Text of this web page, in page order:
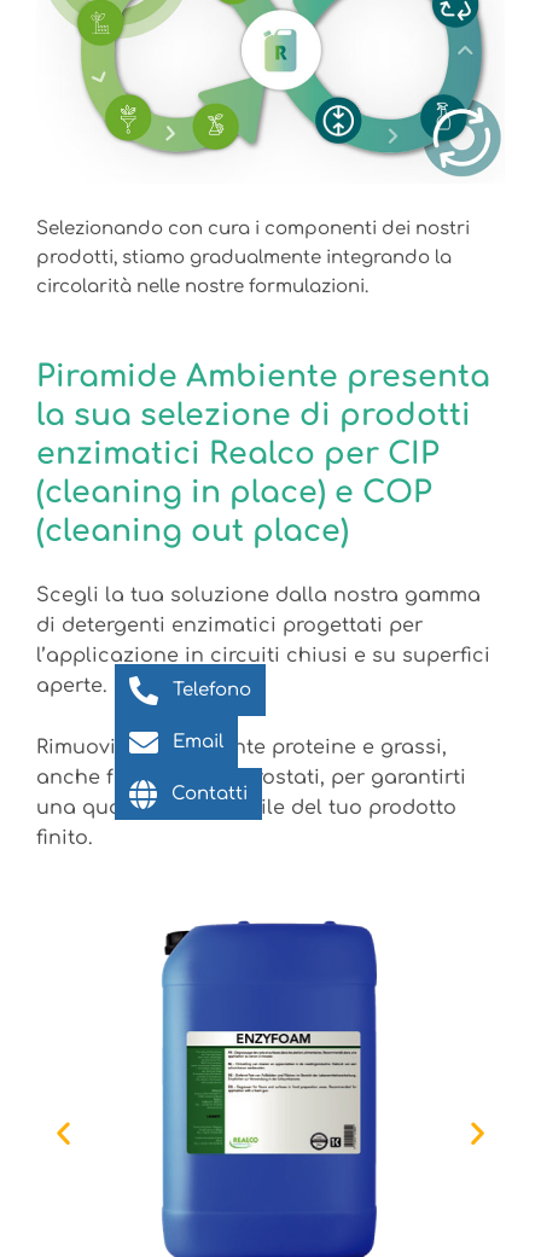
Selezionando con cura i componenti dei nostri
prodotti, stiamo gradualmente integrando la
circolarità nelle nostre formulazioni.
Piramide Ambiente presenta
la sua selezione di prodotti
enzimatici Realco per CIP
(cleaning in place) e COP
(cleaning out place)
Scegli la tua soluzione dalla nostra gamma
di detergenti enzimatici progettati per
l’applicazione in circuiti chiusi e su superfici
aperte.
Rimuovi efficacemente proteine e grassi,
anche fortemente incrostati, per garantirti
una qualità impeccabile del tuo prodotto
finito.
Telefono
Email
Contatti